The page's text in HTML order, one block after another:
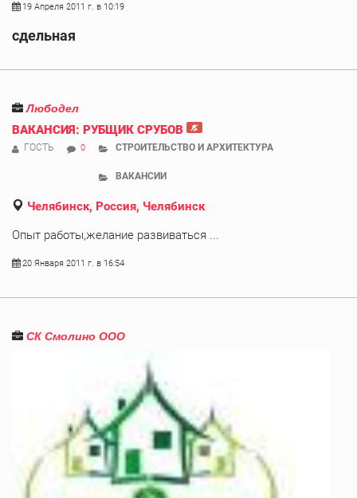
19 Апреля 2011 г. в 10:19
сдельная
Любодел
ВАКАНСИЯ: РУБЩИК СРУБОВ
ГОСТЬ 0 СТРОИТЕЛЬСТВО И АРХИТЕКТУРА
ВАКАНСИИ
Челябинск, Россия, Челябинск
Опыт работы,желание развиваться ...
20 Января 2011 г. в 16:54
СК Смолино ООО